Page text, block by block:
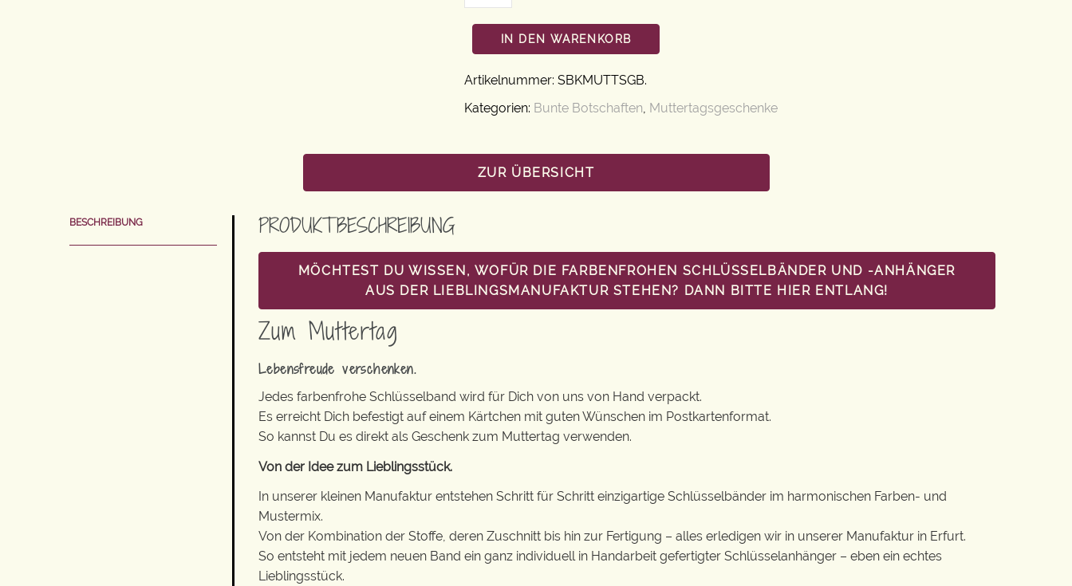
IN DEN WARENKORB
Artikelnummer: SBKMUTTSGB.
Kategorien: Bunte Botschaften Muttertagsgeschenke
ZUR ÜBERSICHT
BESCHREIBUNG PRODUKTBESCHREIBUNG
MÖCHTEST DU WISSEN, WOFÜR DIE FARBENFROHEN SCHLÜSSELBÄNDER UND -ANHÄNGER
AUS DER LIEBLINGSMANUFAKTUR STEHEN? DANN BITTE HIER ENTLANG!
Zum Muttertag
Lebensfreude verschenken.
Jedes farbenfrohe Schlüsselband wird für Dich von uns von Hand verpackt.
Es erreicht Dich befestigt auf einem Kärtchen mit guten Wünschen im Postkartenformat.
So kannst Du es direkt als Geschenk zum Muttertag verwenden.
Von der Idee zum Lieblingsstück.
In unserer kleinen Manufaktur entstehen Schritt für Schritt einzigartige Schlüsselbänder im harmonischen Farben- und
Mustermix.
Von der Kombination der Stoffe, deren Zuschnitt bis hin zur Fertigung – alles erledigen wir in unserer Manufaktur in Erfurt.
So entsteht mit jedem neuen Band ein ganz individuell in Handarbeit gefertigter Schlüsselanhänger – eben ein echtes
Lieblingsstück.